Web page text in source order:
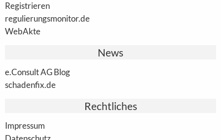
Registrieren
regulierungsmonitor.de
WebAkte
News
e.Consult AG Blog
schadenfix.de
Rechtliches
Impressum